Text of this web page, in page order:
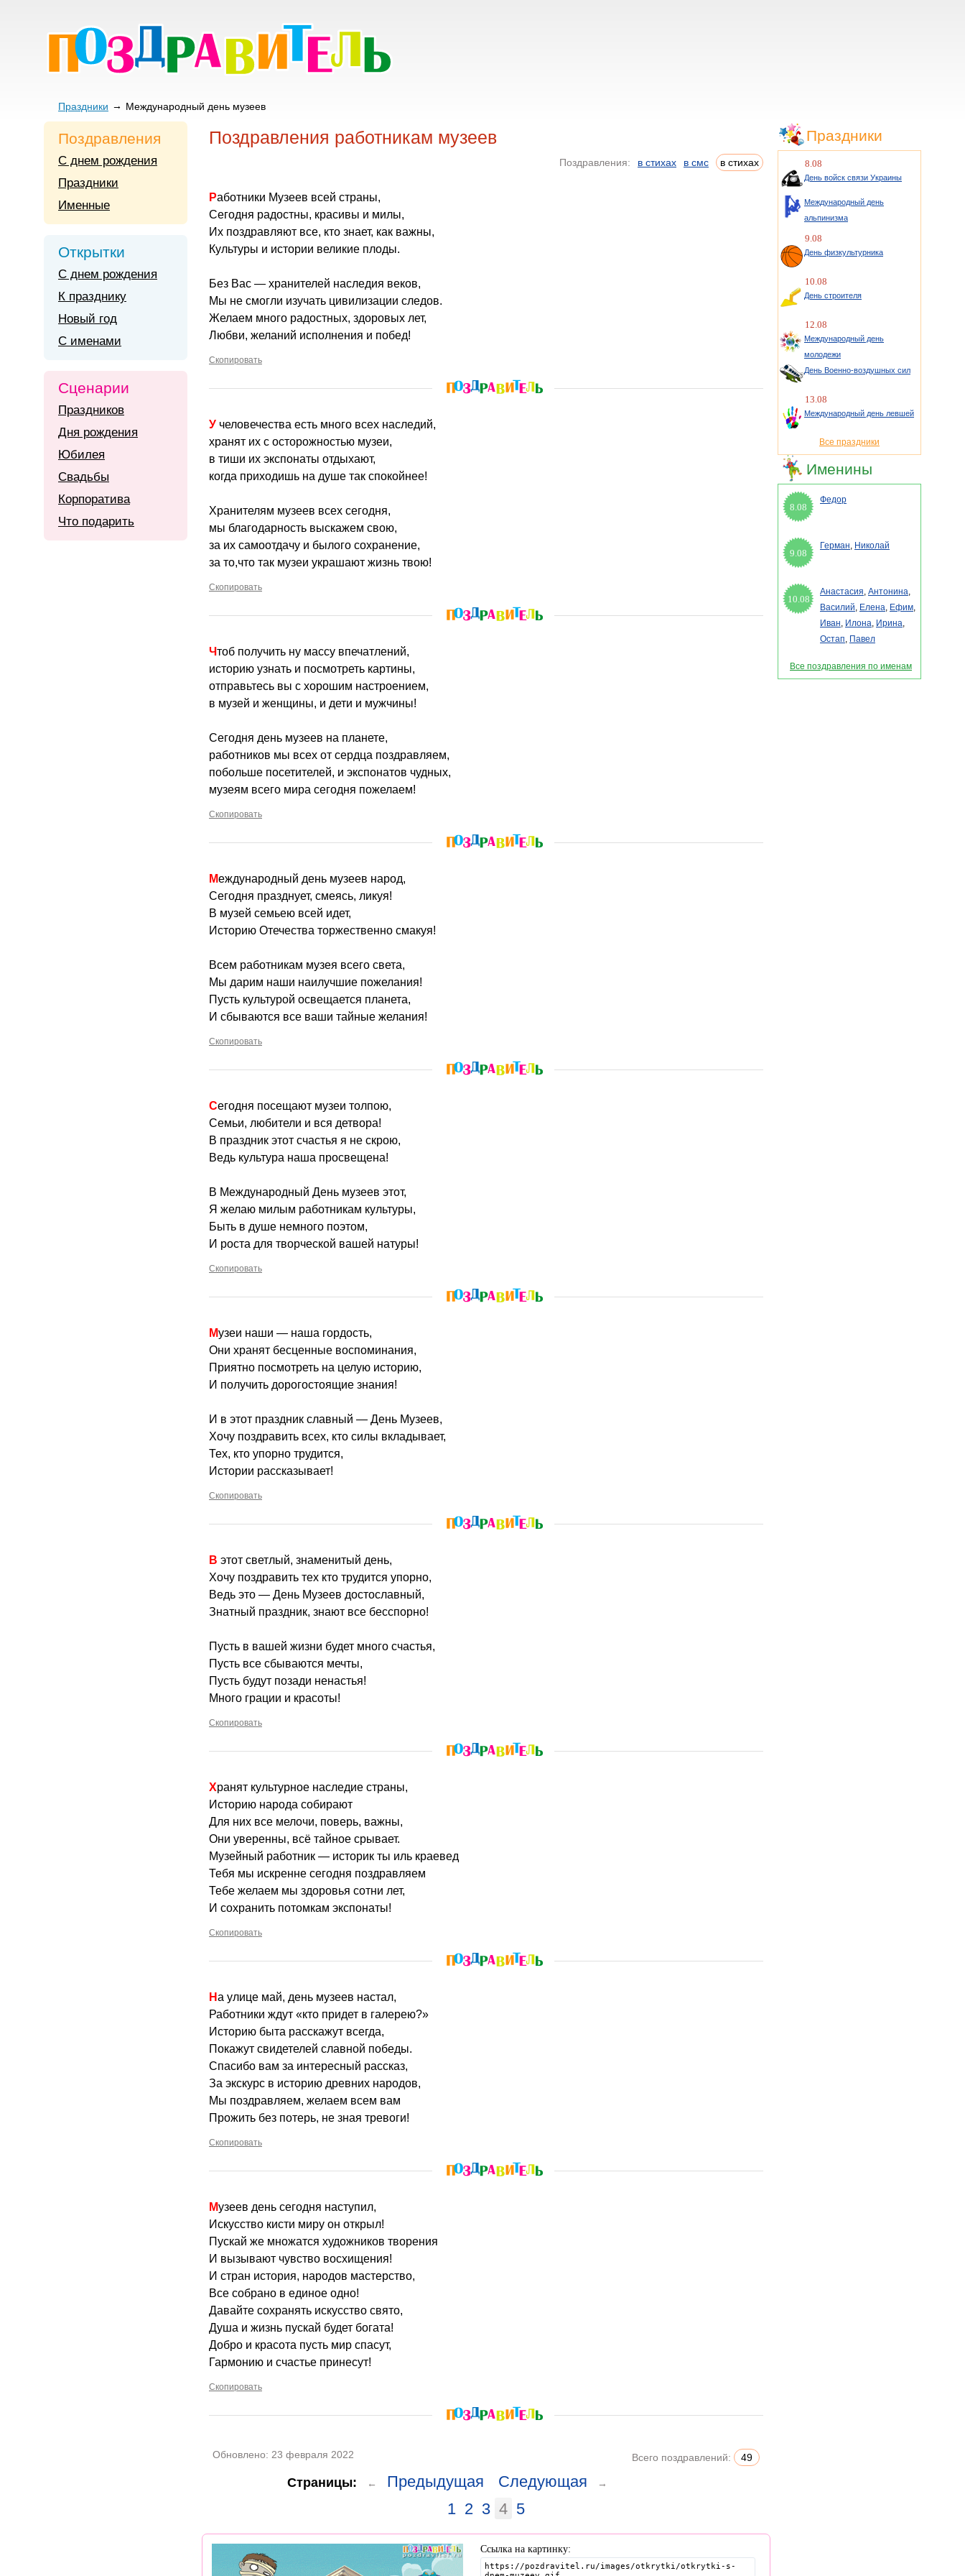
Праздники Международный день музеев
Поздравления работникам музеев
Поздравления: в стихах в смс в стихах
Работники Музеев всей страны,
Сегодня радостны, красивы и милы,
Их поздравляют все, кто знает, как важны,
Культуры и истории великие плоды.
Без Вас — хранителей наследия веков,
Мы не смогли изучать цивилизации следов.
Желаем много радостных, здоровых лет,
Любви, желаний исполнения и побед!
Скопировать
У человечества есть много всех наследий,
хранят их с осторожностью музеи,
в тиши их экспонаты отдыхают,
когда приходишь на душе так спокойнее!
Хранителям музеев всех сегодня,
мы благодарность выскажем свою,
за их самоотдачу и былого сохранение,
за то,что так музеи украшают жизнь твою!
Скопировать
Чтоб получить ну массу впечатлений,
историю узнать и посмотреть картины,
отправьтесь вы с хорошим настроением,
в музей и женщины, и дети и мужчины!
Сегодня день музеев на планете,
работников мы всех от сердца поздравляем,
побольше посетителей, и экспонатов чудных,
музеям всего мира сегодня пожелаем!
Скопировать
Международный день музеев народ,
Сегодня празднует, смеясь, ликуя!
В музей семьею всей идет,
Историю Отечества торжественно смакуя!
Всем работникам музея всего света,
Мы дарим наши наилучшие пожелания!
Пусть культурой освещается планета,
И сбываются все ваши тайные желания!
Скопировать
Сегодня посещают музеи толпою,
Семьи, любители и вся детвора!
В праздник этот счастья я не скрою,
Ведь культура наша просвещена!
В Международный День музеев этот,
Я желаю милым работникам культуры,
Быть в душе немного поэтом,
И роста для творческой вашей натуры!
Скопировать
Музеи наши — наша гордость,
Они хранят бесценные воспоминания,
Приятно посмотреть на целую историю,
И получить дорогостоящие знания!
И в этот праздник славный — День Музеев,
Хочу поздравить всех, кто силы вкладывает,
Тех, кто упорно трудится,
Истории рассказывает!
Скопировать
В этот светлый, знаменитый день,
Хочу поздравить тех кто трудится упорно,
Ведь это — День Музеев достославный,
Знатный праздник, знают все бесспорно!
Пусть в вашей жизни будет много счастья,
Пусть все сбываются мечты,
Пусть будут позади ненастья!
Много грации и красоты!
Скопировать
Хранят культурное наследие страны,
Историю народа собирают
Для них все мелочи, поверь, важны,
Они уверенны, всё тайное срывает.
Музейный работник — историк ты иль краевед
Тебя мы искренне сегодня поздравляем
Тебе желаем мы здоровья сотни лет,
И сохранить потомкам экспонаты!
Скопировать
На улице май, день музеев настал,
Работники ждут «кто придет в галерею?»
Историю быта расскажут всегда,
Покажут свидетелей славной победы.
Спасибо вам за интересный рассказ,
За экскурс в историю древних народов,
Мы поздравляем, желаем всем вам
Прожить без потерь, не зная тревоги!
Скопировать
Музеев день сегодня наступил,
Искусство кисти миру он открыл!
Пускай же множатся художников творения
И вызывают чувство восхищения!
И стран история, народов мастерство,
Все собрано в единое одно!
Давайте сохранять искусство свято,
Душа и жизнь пускай будет богата!
Добро и красота пусть мир спасут,
Гармонию и счастье принесут!
Скопировать
Обновлено: 23 февраля 2022 Всего поздравлений: 49
Страницы: ← Предыдущая Следующая →
1 2 3 4 5
Ссылка на картинку:
Поздравления
С днем рождения
Праздники
Именные
Открытки
С днем рождения
К празднику
Новый год
С именами
Сценарии
Праздников
Дня рождения
Юбилея
Свадьбы
Корпоратива
Что подарить
Праздники
8.08
День войск связи Украины
Международный день
альпинизма
9.08
День физкультурника
10.08
День строителя
12.08
Международный день
молодежи
День Военно-воздушных сил
13.08
Международный день левшей
Все праздники
Именины
8.08
Федор
9.08
Герман, Николай
10.08
Анастасия, Антонина,
Василий, Елена, Ефим,
Иван, Илона, Ирина,
Остап, Павел
Все поздравления по именам